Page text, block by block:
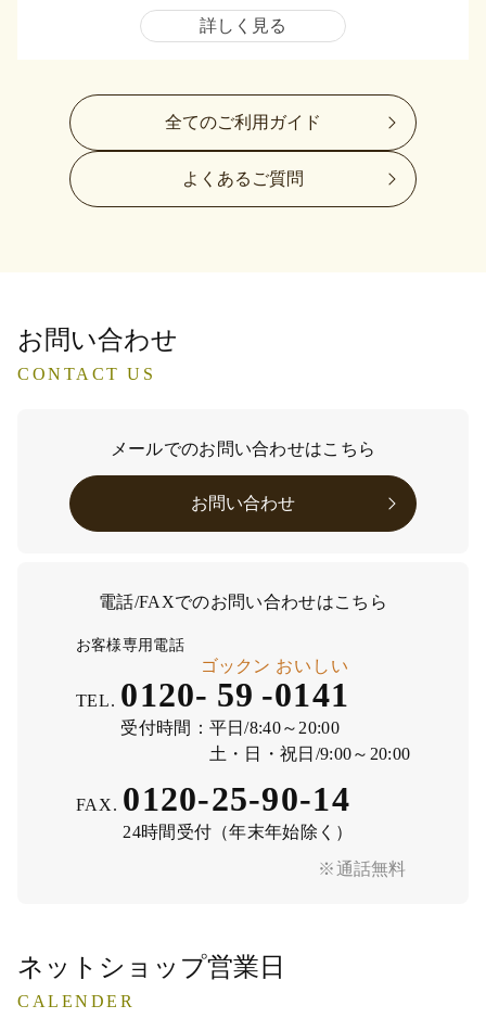
詳しく見る
全てのご利用ガイド
よくあるご質問
お問い合わせ
CONTACT US
メールでのお問い合わせはこちら
お問い合わせ
電話/FAXでのお問い合わせはこちら
※通話無料
お客様専用電話
TEL. 0120- 59
ゴックン
-0141
おいしい
受付時間： 平日/8:40～20:00
土・日・祝日/9:00～20:00
FAX. 0120-25-90-14
24時間受付（年末年始除く）
ネットショップ営業日
CALENDER